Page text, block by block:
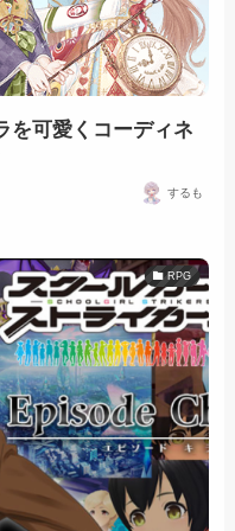
を可愛くコーディネ
するも
RPG